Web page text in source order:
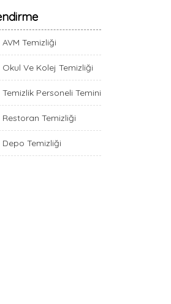
Temizliği
Ve Kolej Temizliği
Personeli Temini
Temizliği
Temizliği